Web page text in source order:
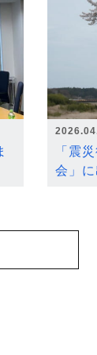
「震
会」